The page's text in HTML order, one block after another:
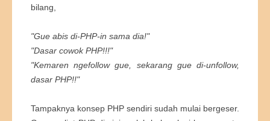
bilang,
"Gue abis di-PHP-in sama dia!"
"Dasar cowok PHP!!!"
"Kemaren ngefollow gue, sekarang gue di-unfollow,
dasar PHP!!"
Tampaknya konsep PHP sendiri sudah mulai bergeser.